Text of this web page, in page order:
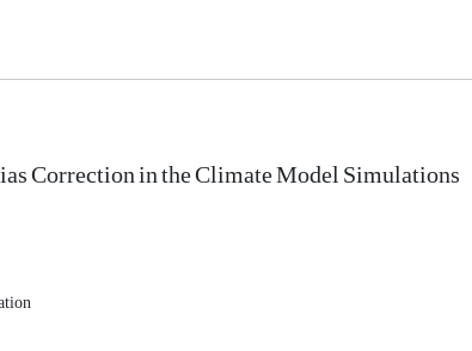
Correction in the Climate Model Simulations